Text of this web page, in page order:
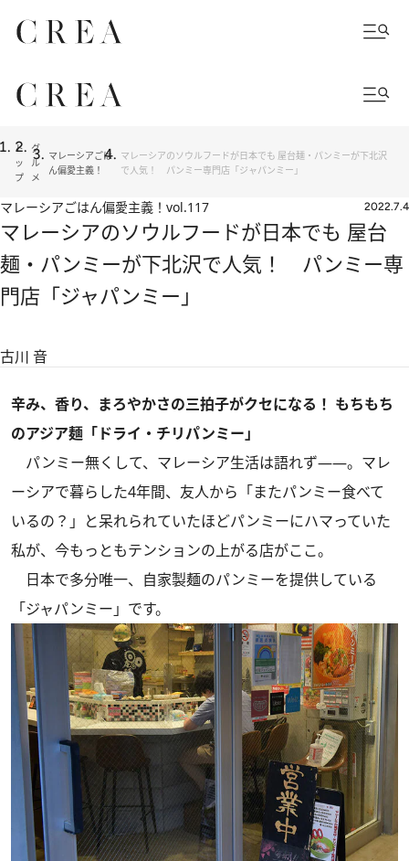
ト
ッ
プ
グ
ル
メ
マレーシアごは
ん偏愛主義！
マレーシアのソウルフードが日本でも 屋台麺・パンミーが下北沢
で人気！ パンミー専門店「ジャパンミー」
マレーシアごはん偏愛主義！ vol.117 2022.7.4
マレーシアのソウルフードが日本でも 屋台
麺・パンミーが下北沢で人気！ パンミー専
門店「ジャパンミー」
古川 音
辛み、香り、まろやかさの三拍子がクセになる！ もちもち
のアジア麺「ドライ・チリパンミー」
パンミー無くして、マレーシア生活は語れず――。マレ
ーシアで暮らした4年間、友人から「またパンミー食べて
いるの？」と呆れられていたほどパンミーにハマっていた
私が、今もっともテンションの上がる店がここ。
日本で多分唯一、自家製麺のパンミーを提供している
「ジャパンミー」です。